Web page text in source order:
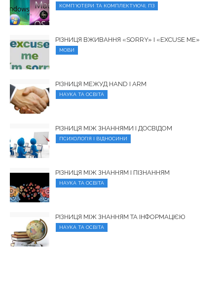
КОМП'ЮТЕРИ ТА КОМПЛЕКТУЮЧІ, ПЗ
РІЗНИЦЯ ВЖИВАННЯ «SORRY» І «EXCUSE ME»
МОВИ
РІЗНИЦЯ МЕЖУД HAND І ARM
НАУКА ТА ОСВІТА
РІЗНИЦЯ МІЖ ЗНАННЯМИ І ДОСВІДОМ
ПСИХОЛОГІЯ І ВІДНОСИНИ
РІЗНИЦЯ МІЖ ЗНАННЯМ І ПІЗНАННЯМ
НАУКА ТА ОСВІТА
РІЗНИЦЯ МІЖ ЗНАННЯМ ТА ІНФОРМАЦІЄЮ
НАУКА ТА ОСВІТА